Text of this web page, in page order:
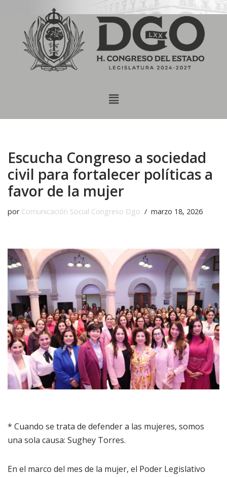
Saltar
contenido
Escucha Congreso a sociedad
civil para fortalecer políticas a
favor de la mujer
por Comunicación Social Congreso Dgo marzo 18, 2026
* Cuando se trata de defender a las mujeres, somos
una sola causa: Sughey Torres.
En el marco del mes de la mujer, el Poder Legislativo